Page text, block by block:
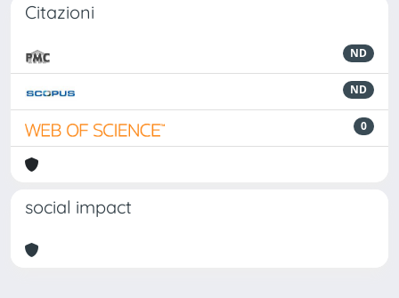
Citazioni
ND
ND
0
social impact